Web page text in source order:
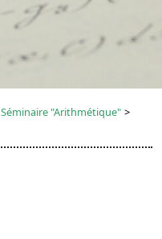
Séminaire "Arithmétique" >